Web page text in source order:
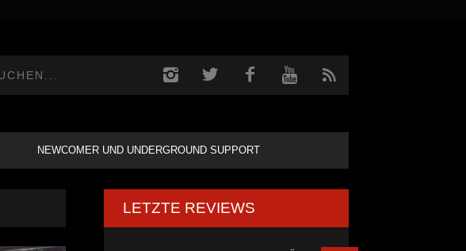
NEWCOMER UND UNDERGROUND SUPPORT
LETZTE REVIEWS